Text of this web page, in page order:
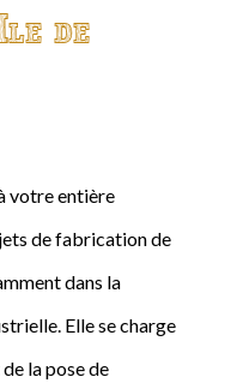
de
votre entière
de fabrication de
dans la
Elle se charge
la pose de